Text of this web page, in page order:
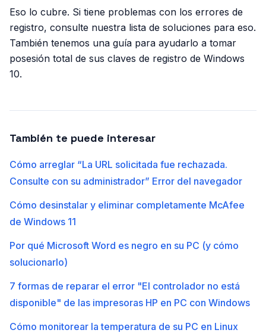
Eso lo cubre. Si tiene problemas con los errores de
registro, consulte nuestra lista de soluciones para eso.
También tenemos una guía para ayudarlo a tomar
posesión total de sus claves de registro de Windows
10.
También te puede interesar
Cómo arreglar “La URL solicitada fue rechazada.
Consulte con su administrador” Error del navegador
Cómo desinstalar y eliminar completamente McAfee
de Windows 11
Por qué Microsoft Word es negro en su PC (y cómo
solucionarlo)
7 formas de reparar el error "El controlador no está
disponible" de las impresoras HP en PC con Windows
Cómo monitorear la temperatura de su PC en Linux